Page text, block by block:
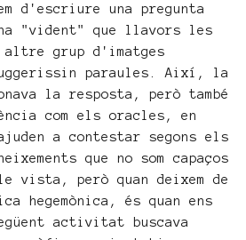
d'escriure una pregunta
"vident" que llavors les
altre grup d'imatges
paraules. Així, la
la resposta, però també
com els oracles, en
a contestar segons els
que no som capaços
vista, però quan deixem de
hegemònica, és quan ens
activitat buscava